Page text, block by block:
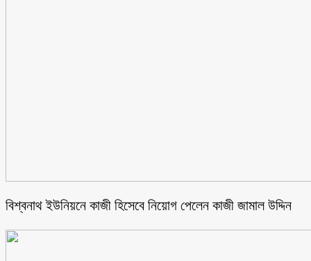
বিশ্বনাথ ইউনিয়নে কাজী হিসেবে নিয়োগ পেলেন কাজী জামাল উদ্দিন